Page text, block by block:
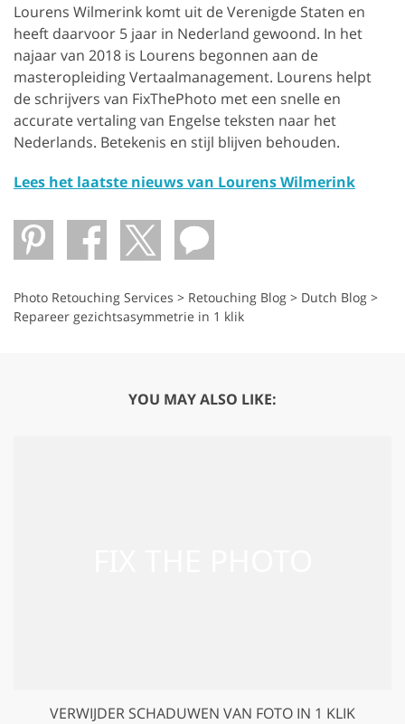
Lourens Wilmerink komt uit de Verenigde Staten en
heeft daarvoor 5 jaar in Nederland gewoond. In het
najaar van 2018 is Lourens begonnen aan de
masteropleiding Vertaalmanagement. Lourens helpt
de schrijvers van FixThePhoto met een snelle en
accurate vertaling van Engelse teksten naar het
Nederlands. Betekenis en stijl blijven behouden.
Lees het laatste nieuws van Lourens Wilmerink
Photo Retouching Services > Retouching Blog > Dutch Blog >
Repareer gezichtsasymmetrie in 1 klik
YOU MAY ALSO LIKE:
VERWIJDER SCHADUWEN VAN FOTO IN 1 KLIK